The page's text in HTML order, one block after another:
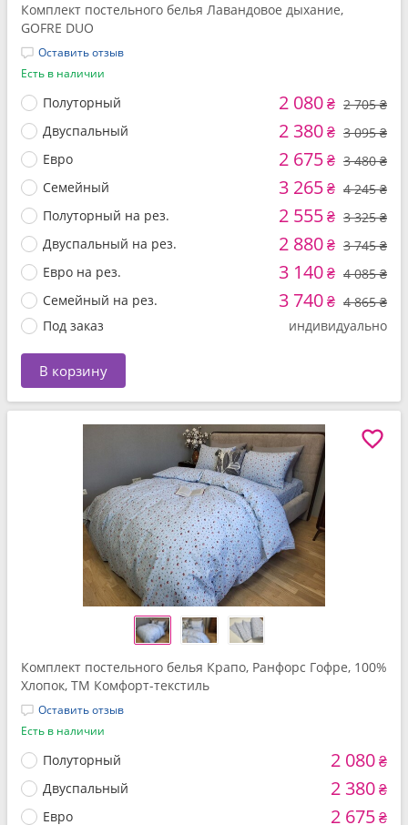
Комплект постельного белья Лавандовое дыхание,
GOFRE DUO
Оставить отзыв
Есть в наличии
Полуторный 2 080₴ 2 705 ₴
Двуспальный
2 380₴ 3 095 ₴
Евро
2 675₴ 3 480 ₴
Семейный
3 265₴ 4 245 ₴
Полуторный на рез.
2 555₴ 3 325 ₴
Двуспальный на рез.
2 880₴ 3 745 ₴
Евро на рез.
3 140₴ 4 085 ₴
Семейный на рез.
3 740₴ 4 865 ₴
Под заказ
индивидуально
В корзину
Комплект постельного белья Крапо, Ранфорс Гофре, 100%
Хлопок, ТМ Комфорт-текстиль
Оставить отзыв
Есть в наличии
Полуторный 2 080₴
Двуспальный 2 380₴
Евро 2 675₴